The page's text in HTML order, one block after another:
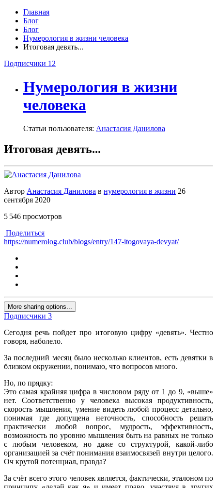
Главная
Блог
Блог
Нумерология в жизни человека
Итоговая девять...
Подписчики 12
Нумерология в жизни
человека
Статьи пользователя: Анастасия Данилова
Итоговая девять...
Автор Анастасия Данилова в нумерология в жизни 26
сентября 2020
5 546 просмотров
Поделиться
https://numerolog.club/blogs/entry/147-itogovaya-devyat/
More sharing options...
Подписчики 3
Сегодня речь пойдет про итоговую цифру «девять». Честно
говоря, наболело.
За последний месяц было несколько клиентов, есть девятки в
близком окружении, понимаю, что вопросов много.
Но, по прядку:
Это самая крайняя цифра в числовом ряду от 1 до 9, «выше»
нет. Соответственно у человека высокая продуктивность,
скорость мышления, умение видеть любой процесс детально,
понимая где допущена неточность, способность решать
практически любой вопрос, мудрость, эффективность,
возможность по уровню мышления быть на равных не только
с любым человеком, но даже со структурой, какой-либо
организацией за счёт понимания взаимосвязей внутри целого.
Оч крутой потенциал, правда?
За счёт всего этого человек является, фактически, эталоном по